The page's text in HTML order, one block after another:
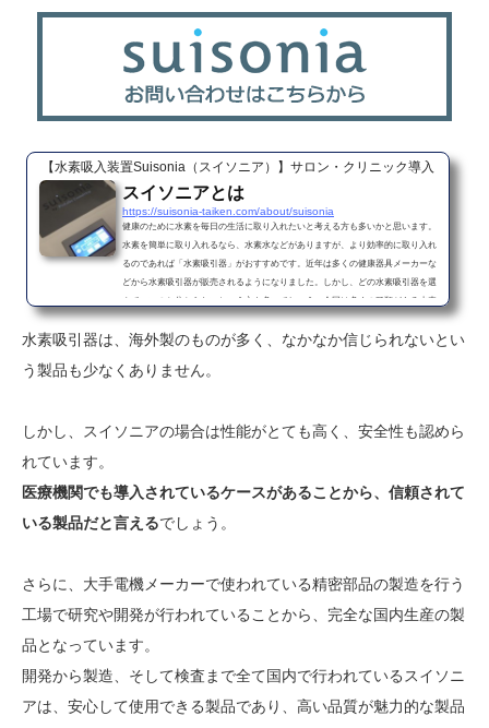
【水素吸入装置Suisonia（スイソニア）】サロン・クリニック導入
スイソニアとは
https://suisonia-taiken.com/about/suisonia
健康のために水素を毎日の生活に取り入れたいと考える方も多いかと思います。
水素を簡単に取り入れるなら、水素水などがありますが、より効率的に取り入れ
るのであれば「水素吸引器」がおすすめです。近年は多くの健康器具メーカーな
どから水素吸引器が販売されるようになりました。しかし、どの水素吸引器を選
んでいいのか分からないという方も多いでしょう。今回は多くの種類がある水素
吸引器の中で、特におすすめしたい「スイソニア」についてご紹介していきま
す。芸能人が使っていることでも有名なスイソニアについて気になるとい...
水素吸引器は、海外製のものが多く、なかなか信じられないとい
う製品も少なくありません。
しかし、スイソニアの場合は性能がとても高く、安全性も認めら
れています。
医療機関でも導入されているケースがあることから、信頼されて
いる製品だと言えるでしょう。
さらに、大手電機メーカーで使われている精密部品の製造を行う
工場で研究や開発が行われていることから、完全な国内生産の製
品となっています。
開発から製造、そして検査まで全て国内で行われているスイソニ
アは、安心して使用できる製品であり、高い品質が魅力的な製品